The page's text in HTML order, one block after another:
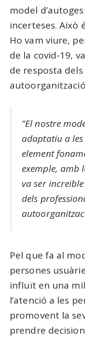
model
incerteses. Això
Ho vam viure,
de la covid-19,
de resposta
“El nostre
adaptatiu a les
element
exemple, amb
va ser
dels
Pel que fa al
persones
influït en una
l’atenció a les
promovent la
prendre